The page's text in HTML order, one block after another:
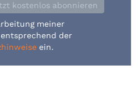
kostenlos abonnieren
meiner
der
ein.